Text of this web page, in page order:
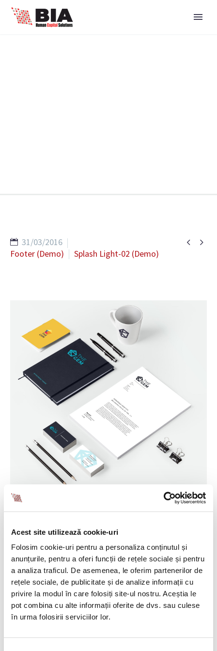
Acest site utilizează cookie-uri
Folosim cookie-uri pentru a personaliza conținutul și
anunțurile, pentru a oferi funcții de rețele sociale și pentru
a analiza traficul. De asemenea, le oferim partenerilor de
rețele sociale, de publicitate și de analize informații cu
privire la modul în care folosiți site-ul nostru. Aceștia le
pot combina cu alte informații oferite de dvs. sau culese
în urma folosirii serviciilor lor.
EN
 
31/03/2016
Footer (Demo)
Splash Light-02 (Demo)
DESCRIPTION